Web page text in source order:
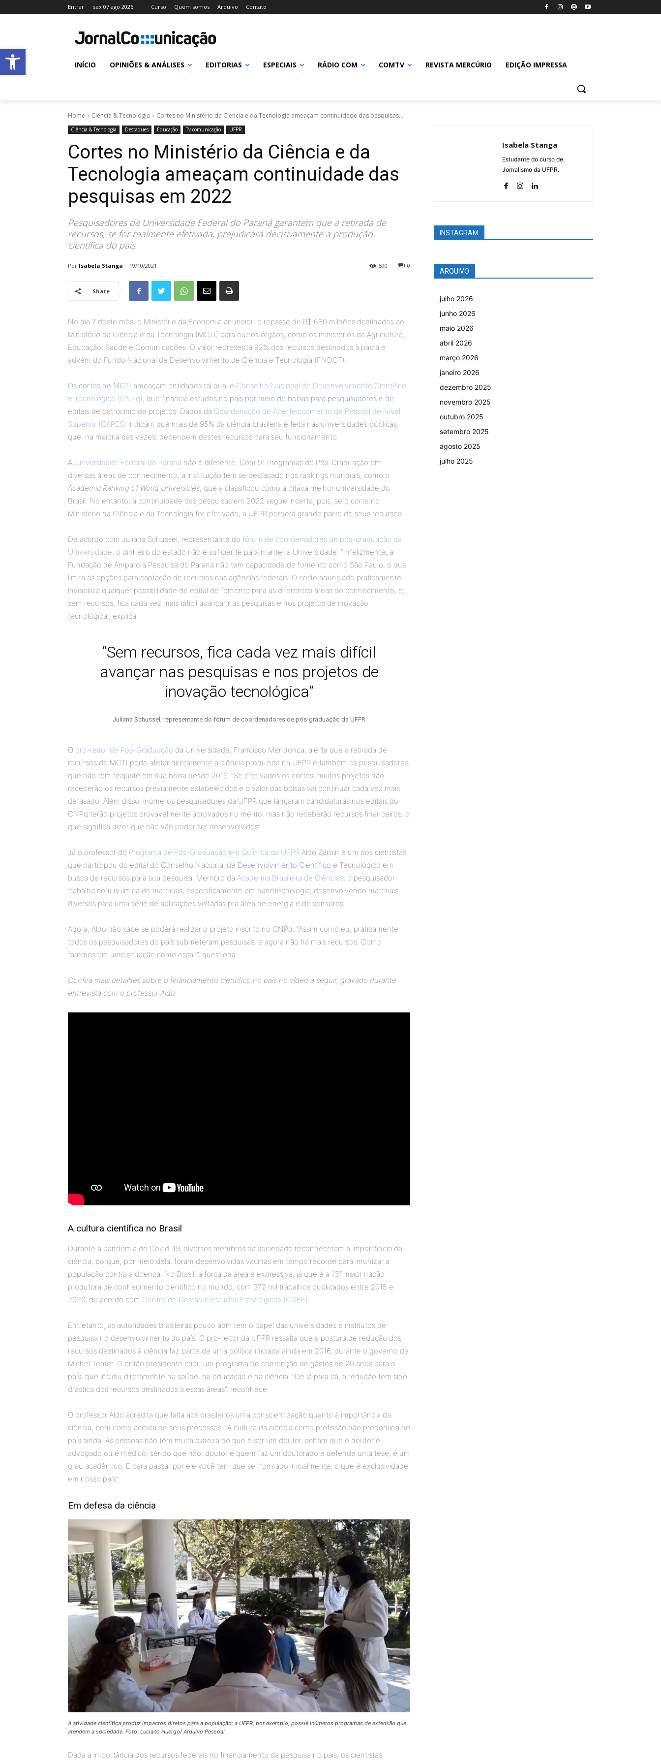
Abrir a barra de ferramentas
Entrar sex 07 ago 2026 Curso Quem somos Arquivo Contato
INÍCIO OPINIÕES & ANÁLISES EDITORIAS ESPECIAIS RÁDIO COM COMTV REVISTA MERCÚRIO EDIÇÃO IMPRESSA
Home Ciência & Tecnologia Cortes no Ministério da Ciência e da Tecnologia ameaçam continuidade das pesquisas...
Ciência & Tecnologia Destaques Educação Tv comunicação UFPR
Cortes no Ministério da Ciência e da
Tecnologia ameaçam continuidade das
pesquisas em 2022
Pesquisadores da Universidade Federal do Paraná garantem que a retirada de
recursos, se for realmente efetivada, prejudicará decisivamente a produção
científica do país
Por Isabela Stanga 19/10/2021 0
590
Share
No dia 7 deste mês, o Ministério da Economia anunciou o repasse de R$ 680 milhões destinados ao
Ministério da Ciência e da Tecnologia (MCTI) para outros órgãos, como os ministérios da Agricultura,
Educação, Saúde e Comunicações. O valor representa 92% dos recursos destinados à pasta e
advém do Fundo Nacional de Desenvolvimento de Ciência e Tecnologia (FNDCT).
Os cortes no MCTI ameaçam entidades tal qual o Conselho Nacional de Desenvolvimento Científico
e Tecnológico (CNPq), que financia estudos no país por meio de bolsas para pesquisadores e de
editais de patrocínio de projetos. Dados da Coordenação de Aperfeiçoamento de Pessoal de Nível
Superior (CAPES) indicam que mais de 95% da ciência brasileira é feita nas universidades públicas,
que, na maioria das vezes, dependem destes recursos para seu funcionamento.
A Universidade Federal do Paraná não é diferente. Com 91 Programas de Pós-Graduação em
diversas áreas de conhecimento, a instituição tem se destacado nos rankings mundiais, como o
Academic Ranking of World Universities, que a classificou como a oitava melhor universidade do
Brasil. No entanto, a continuidade das pesquisas em 2022 segue incerta, pois, se o corte no
Ministério da Ciência e da Tecnologia for efetivado, a UFPR perderá grande parte de seus recursos.
De acordo com Juliana Schussel, representante do fórum de coordenadores de pós-graduação da
Universidade, o dinheiro do estado não é suficiente para manter a Universidade. “Infelizmente, a
Fundação de Amparo à Pesquisa do Paraná não tem capacidade de fomento como São Paulo, o que
limita as opções para captação de recursos nas agências federais. O corte anunciado praticamente
inviabiliza qualquer possibilidade de edital de fomento para as diferentes áreas do conhecimento, e,
sem recursos, fica cada vez mais difícil avançar nas pesquisas e nos projetos de inovação
tecnológica”, explica.
“Sem recursos, fica cada vez mais difícil
avançar nas pesquisas e nos projetos de
inovação tecnológica”
Juliana Schussel, representante do fórum de coordenadores de pós-graduação da UFPR
O pró-reitor de Pós-Graduação da Universidade, Francisco Mendonça, alerta que a retirada de
recursos do MCTI pode afetar diretamente a ciência produzida na UFPR e também os pesquisadores,
que não têm reajuste em sua bolsa desde 2013. “Se efetivados os cortes, muitos projetos não
receberão os recursos previamente estabelecidos e o valor das bolsas vai continuar cada vez mais
defasado. Além disso, inúmeros pesquisadores da UFPR que lançaram candidaturas nos editais do
CNPq terão projetos provavelmente aprovados no mérito, mas não receberão recursos financeiros, o
que significa dizer que não vão poder ser desenvolvidos”.
Já o professor do Programa de Pós-Graduação em Química da UFPR Aldo Zarbin é um dos cientistas
que participou do edital do Conselho Nacional de Desenvolvimento Científico e Tecnológico em
busca de recursos para sua pesquisa. Membro da Academia Brasileira de Ciências, o pesquisador
trabalha com química de materiais, especificamente em nanotecnologia, desenvolvendo materiais
diversos para uma série de aplicações voltadas pra área de energia e de sensores.
Agora, Aldo não sabe se poderá realizar o projeto inscrito no CNPq. “Assim como eu, praticamente
todos os pesquisadores do país submeteram pesquisas, e agora não há mais recursos. Como
faremos em uma situação como essa?”, questiona.
Confira mais detalhes sobre o financiamento científico no país no vídeo a seguir, gravado durante
entrevista com o professor Aldo.
A cultura científica no Brasil
Durante a pandemia de Covid-19, diversos membros da sociedade reconheceram a importância da
ciência, porque, por meio dela, foram desenvolvidas vacinas em tempo recorde para imunizar a
população contra a doença. No Brasil, a força da área é expressiva, já que é a 13ª maior nação
produtora de conhecimento científico no mundo, com 372 mil trabalhos publicados entre 2015 e
2020, de acordo com Centro de Gestão e Estudos Estratégicos (CGEE)
Entretanto, as autoridades brasileiras pouco admitem o papel das universidades e institutos de
pesquisa no desenvolvimento do país. O pró-reitor da UFPR ressalta que a postura de redução dos
recursos destinados à ciência faz parte de uma política iniciada ainda em 2016, durante o governo de
Michel Temer. O então presidente criou um programa de contenção de gastos de 20 anos para o
país, que incidiu diretamente na saúde, na educação e na ciência. “De lá para cá, a redução tem sido
drástica dos recursos destinados a essas áreas”, reconhece.
O professor Aldo acredita que falta aos brasileiros uma conscientização quanto à importância da
ciência, bem como acerca de seus processos. “A cultura da ciência como profissão não predomina no
país ainda. As pessoas não têm muita clareza do que é ser um doutor, acham que o doutor é
advogado ou é médico, sendo que não, doutor é quem faz um doutorado e defende uma tese, é um
grau acadêmico. E para passar por ele você tem que ser formado inicialmente, o que é exclusividade
em nosso país”.
Em defesa da ciência
A atividade científica produz impactos diretos para a população; a UFPR, por exemplo, possui inúmeros programas de extensão que
atendem a sociedade. Foto: Luciano Huergo/ Arquivo Pessoal
Dada a importância dos recursos federais no financiamento da pesquisa no país, os cientistas
Isabela Stanga
Estudante do curso de
Jornalismo da UFPR.
INSTAGRAM
ARQUIVO
julho 2026
junho 2026
maio 2026
abril 2026
março 2026
janeiro 2026
dezembro 2025
novembro 2025
outubro 2025
setembro 2025
agosto 2025
julho 2025